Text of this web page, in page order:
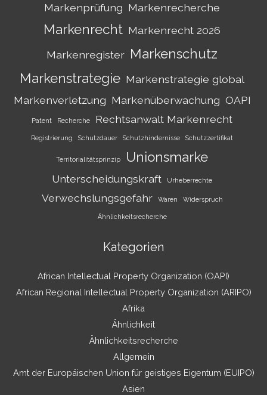
Markenprüfung Markenrecherche
Markenrecht Markenrecht 2026
Markenregister Markenschutz
Markenstrategie Markenstrategie global
Markenverletzung Markenüberwachung OAPI
Patent Recherche Rechtsanwalt Markenrecht
Registrierung Schutzdauer Schutzhindernisse Schutzzertifikat
Territorialitätsprinzip Unionsmarke
Unterscheidungskraft Urheberrechte
Verwechslungsgefahr Waren Widerspruch
Ähnlichkeitsrecherche
Kategorien
African Intellectual Property Organization (OAPI)
African Regional Intellectual Property Organization (ARIPO)
Afrika
Ähnlichkeit
Ähnlichkeitsrecherche
Allgemein
Amt der Europäischen Union für geistiges Eigentum (EUIPO)
Asien